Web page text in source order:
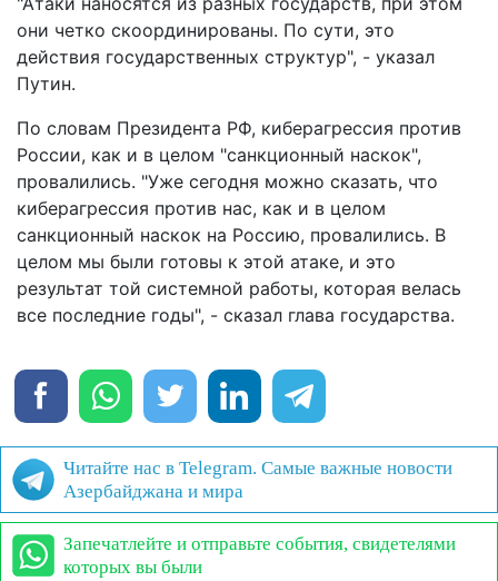
они четко скоординированы. По сути, это
действия государственных структур", - указал
Путин.
По словам Президента РФ, киберагрессия против
России, как и в целом "санкционный наскок",
провалились. "Уже сегодня можно сказать, что
киберагрессия против нас, как и в целом
санкционный наскок на Россию, провалились. В
целом мы были готовы к этой атаке, и это
результат той системной работы, которая велась
все последние годы", - сказал глава государства.
Читайте нас в Telegram. Самые важные новости
Азербайджана и мира
Запечатлейте и отправьте события, свидетелями
которых вы были